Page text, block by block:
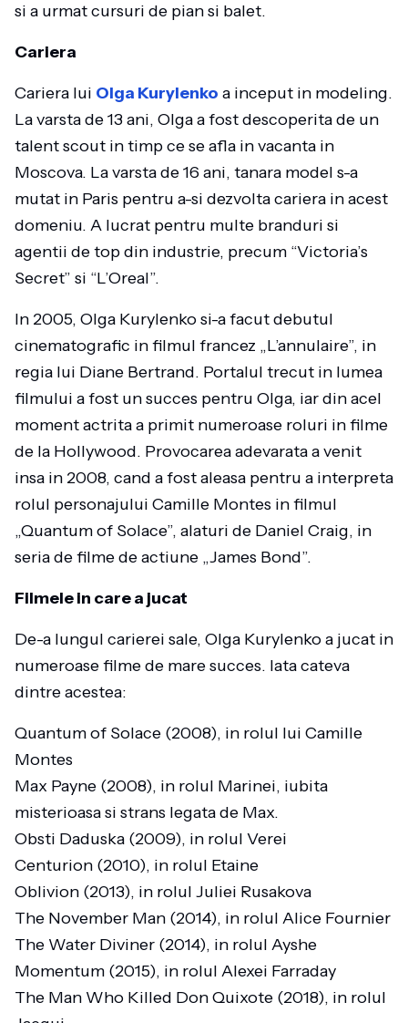
si a urmat cursuri de pian si balet.
Cariera
Cariera lui Olga Kurylenko a inceput in modeling.
La varsta de 13 ani, Olga a fost descoperita de un
talent scout in timp ce se afla in vacanta in
Moscova. La varsta de 16 ani, tanara model s-a
mutat in Paris pentru a-si dezvolta cariera in acest
domeniu. A lucrat pentru multe branduri si
agentii de top din industrie, precum “Victoria’s
Secret” si “L’Oreal”.
In 2005, Olga Kurylenko si-a facut debutul
cinematografic in filmul francez „L’annulaire”, in
regia lui Diane Bertrand. Portalul trecut in lumea
filmului a fost un succes pentru Olga, iar din acel
moment actrita a primit numeroase roluri in filme
de la Hollywood. Provocarea adevarata a venit
insa in 2008, cand a fost aleasa pentru a interpreta
rolul personajului Camille Montes in filmul
„Quantum of Solace”, alaturi de Daniel Craig, in
seria de filme de actiune „James Bond”.
Filmele in care a jucat
De-a lungul carierei sale, Olga Kurylenko a jucat in
numeroase filme de mare succes. Iata cateva
dintre acestea:
Quantum of Solace (2008), in rolul lui Camille
Montes
Max Payne (2008), in rolul Marinei, iubita
misterioasa si strans legata de Max.
Obsti Daduska (2009), in rolul Verei
Centurion (2010), in rolul Etaine
Oblivion (2013), in rolul Juliei Rusakova
The November Man (2014), in rolul Alice Fournier
The Water Diviner (2014), in rolul Ayshe
Momentum (2015), in rolul Alexei Farraday
The Man Who Killed Don Quixote (2018), in rolul